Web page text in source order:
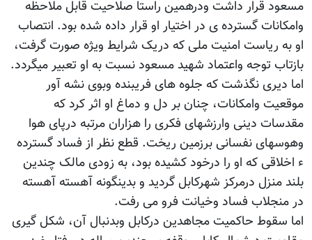
مسعود قرار داشت ودرهمین راستا صلاحیت قابل ملاحظه
وامکانات گسترده ی در اختیار او قرار داده شده بود. انتصاب
او به ریاست امنیت ملی که دریک شرایط ویژه صورت گرفت،
بازتاب توجه واعتماد شهید مسعود نسبت به او تعبیر میگردد.
اما دیری نگذشت که جلوه های فریبنده وبوی نشه آور
موقعیت وامکانات، چنان بر دل و دماغ او اثر کرد که
مقدسات دینی وارزشهای فکری را هزاران مرتبه درپای هوا
وهوسهای نفسانی برزمین ریخت. قطع نظر از فساد گسترده
ء اخلاقی که او را درخود کشیده بود، به زودی مالک چندین
بلند منزل درمرکز شهرکابل گردید و بدینگونه آهسته آهسته
در منجلاب فساد وخیانت فرو می رفت.
اما سقوط حاکمیت مجاهدین درکابل وبدنبال آن، شکل گیری